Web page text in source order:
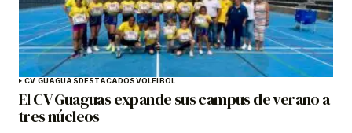
CV GUAGUASDESTACADOSVOLEIBOL
El CV Guaguas expande sus campus de verano a
tres núcleos